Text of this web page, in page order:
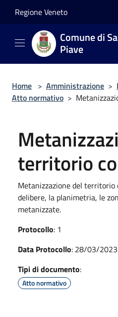
Regione Veneto
Comune di
Piave
Home > Amministrazione >
Atto normativo >
territorio
Metanizzazione del territorio
delibere, la planimetria, le
metanizzate.
Protocollo: 1
Data Protocollo: 28/03/2023
Tipi di documento:
Atto normativo